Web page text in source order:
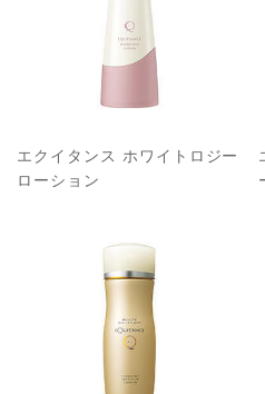
エクイタンス ホワイトロジー
ローション